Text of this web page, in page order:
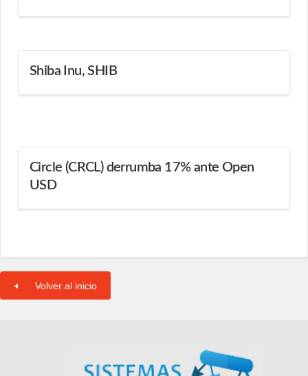
Shiba Inu, SHIB
Circle (CRCL) derrumba 17% ante Open
USD
Volver al inicio